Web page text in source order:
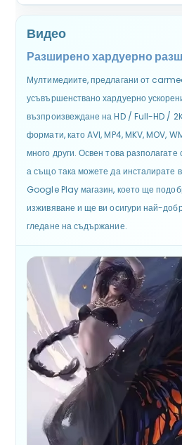
Видео
Разширено хардуерно
Мултимедиите, предлагани от
усъвършенствано хардуерно
възпроизвеждане на HD / Full-HD /
формати, като AVI, MP4, MKV, MOV,
много други. Освен това
а също така можете да инсталирате
Google Play магазин, което ще
изживяване и ще ви осигури най-
гледане на съдържание.